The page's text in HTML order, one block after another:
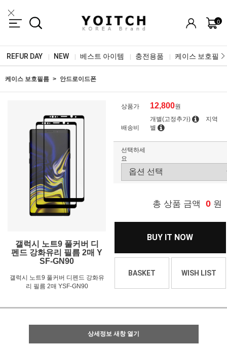
0
REFUR DAY NEW 베스트 아이템 충전용품 케이스 보호필름
케이스 보호필름 안드로이드폰
갤럭시 노트9 풀커버 디
펜드 강화유리 필름 2매 Y
SF-GN90
갤럭시 노트9 풀커버 디펜드 강화유
리 필름 2매 YSF-GN90
상품가 12,800원
배송비
개별(고정추가)
지역
별
선택하세
요
총 상품 금액 0 원
BUY IT NOW
BASKET WISH LIST
상세정보 새창 열기